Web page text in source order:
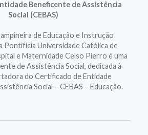
Beneficente de Assistência
Social (CEBAS)
de Educação e Instrução
Pontifícia Universidade Católica de
e Maternidade Celso Pierro é uma
de Assistência Social, dedicada à
do Certificado de Entidade
Social – CEBAS – Educação.